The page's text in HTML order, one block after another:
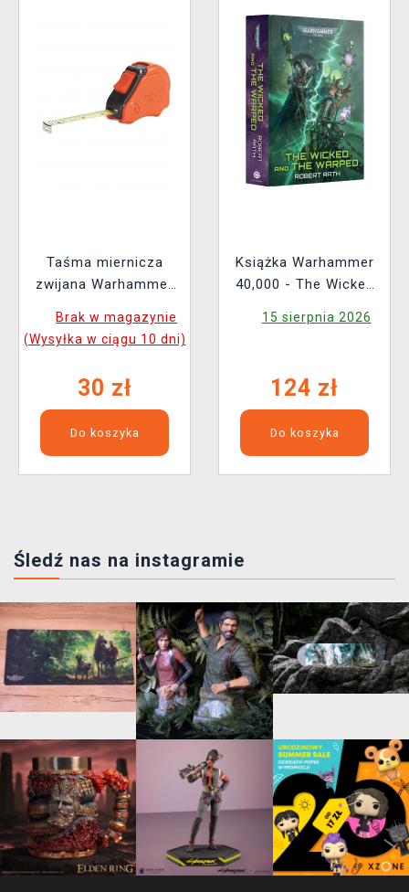
Taśma miernicza
zwijana Warhammer
Brak w magazynie
(Wysyłka w ciągu 10 dni)
30 zł
Do koszyka
Książka Warhammer
40,000 - The Wicked
15 sierpnia 2026
124 zł
Do koszyka
Śledź nas na instagramie